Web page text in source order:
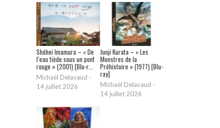
Shōhei Imamura – « De
l’eau tiède sous un pont
rouge » (2001) [Blu-r...
Michaël Delavaud -
14 juillet 2026
Junji Kurata – « Les
Monstres de la
Préhistoire » (1977) [Blu-
ray]
Michaël Delavaud -
14 juillet 2026